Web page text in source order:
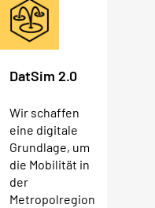
DatSim 2.0
Wir schaffen
eine digitale
Grundlage, um
die Mobilität in
der
Metropolregion